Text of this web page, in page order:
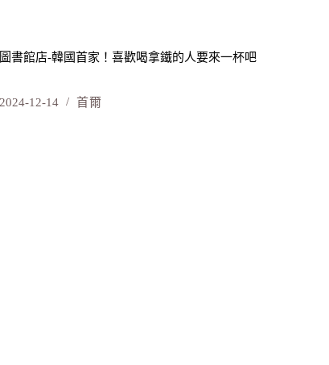
書館店-韓國首家！喜歡喝拿鐵的人要來一杯吧
2024-12-14 首爾